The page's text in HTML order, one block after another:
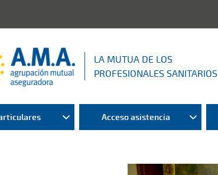
LA MUTUA DE LOS
PROFESIONALES SANITARIOS
Acceso asistencia